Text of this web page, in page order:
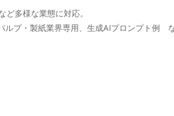
多様な業態に対応。
プ・製紙業界専用、生成AIプロンプト例